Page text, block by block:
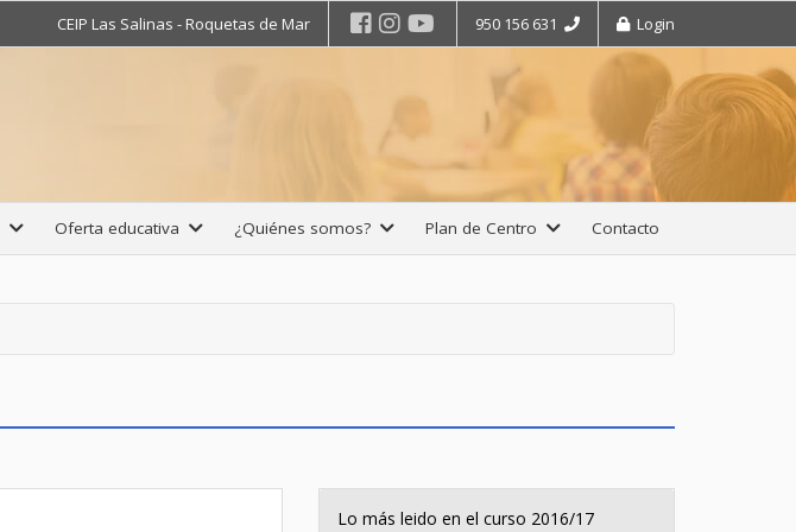
Login
950 156 631
CEIP Las Salinas - Roquetas de Mar
Oferta educativa ¿Quiénes somos? Plan de Centro Contacto
Lo más leido en el curso 2016/17